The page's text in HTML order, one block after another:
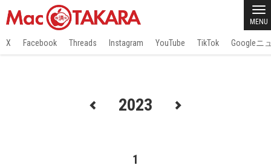
MENU
X Facebook Threads Instagram YouTube TikTok Googleニ
2023
1